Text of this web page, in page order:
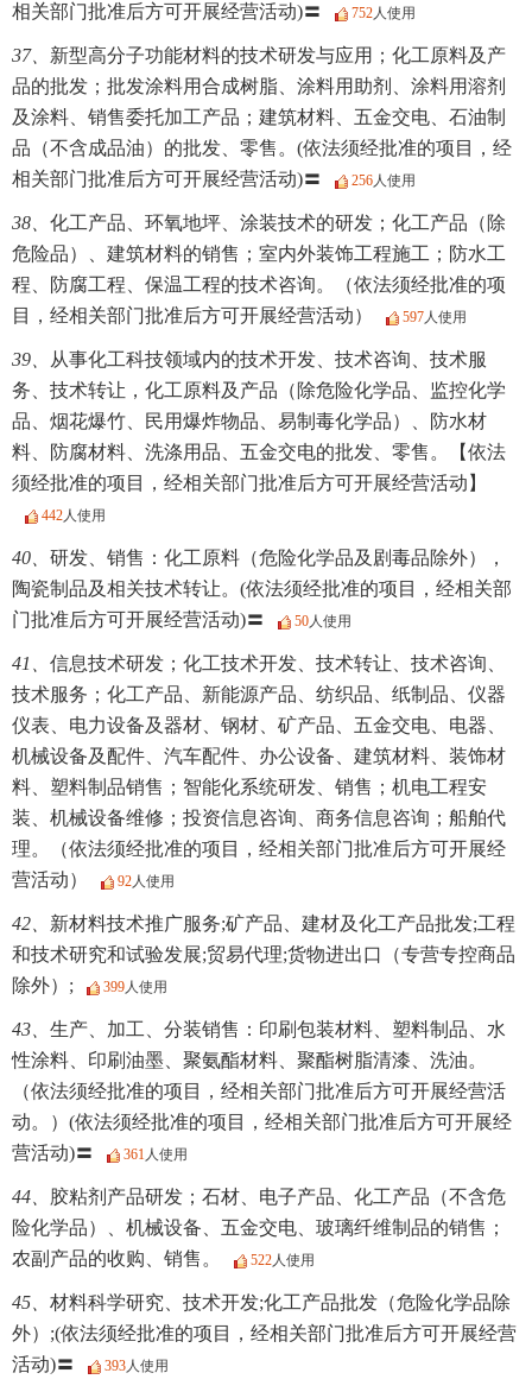
相关部门批准后方可开展经营活动)〓
752人使用
37、 新型高分子功能材料的技术研发与应用；化工原料及产
品的批发；批发涂料用合成树脂、涂料用助剂、涂料用溶剂
及涂料、销售委托加工产品；建筑材料、五金交电、石油制
品（不含成品油）的批发、零售。(依法须经批准的项目，经
相关部门批准后方可开展经营活动)〓
256人使用
38、 化工产品、环氧地坪、涂装技术的研发；化工产品（除
危险品）、建筑材料的销售；室内外装饰工程施工；防水工
程、防腐工程、保温工程的技术咨询。（依法须经批准的项
目，经相关部门批准后方可开展经营活动）
597人使用
39、
从事化工科技领域内的技术开发、技术咨询、技术服
务、技术转让，化工原料及产品（除危险化学品、监控化学
品、烟花爆竹、民用爆炸物品、易制毒化学品）、防水材
料、防腐材料、洗涤用品、五金交电的批发、零售。【依法
须经批准的项目，经相关部门批准后方可开展经营活动】
442人使用
40、 研发、销售：化工原料（危险化学品及剧毒品除外），
陶瓷制品及相关技术转让。(依法须经批准的项目，经相关部
门批准后方可开展经营活动)〓
50人使用
41、 信息技术研发；化工技术开发、技术转让、技术咨询、
技术服务；化工产品、新能源产品、纺织品、纸制品、仪器
仪表、电力设备及器材、钢材、矿产品、五金交电、电器、
机械设备及配件、汽车配件、办公设备、建筑材料、装饰材
料、塑料制品销售；智能化系统研发、销售；机电工程安
装、机械设备维修；投资信息咨询、商务信息咨询；船舶代
理。（依法须经批准的项目，经相关部门批准后方可开展经
营活动）
92人使用
42、 新材料技术推广服务;矿产品、建材及化工产品批发;工程
和技术研究和试验发展;贸易代理;货物进出口（专营专控商品
除外）;
399人使用
43、 生产、加工、分装销售：印刷包装材料、塑料制品、水
性涂料、印刷油墨、聚氨酯材料、聚酯树脂清漆、洗油。
（依法须经批准的项目，经相关部门批准后方可开展经营活
动。）(依法须经批准的项目，经相关部门批准后方可开展经
营活动)〓
361人使用
44、
胶粘剂产品研发；石材、电子产品、化工产品（不含危
险化学品）、机械设备、五金交电、玻璃纤维制品的销售；
农副产品的收购、销售。
522人使用
45、 材料科学研究、技术开发;化工产品批发（危险化学品除
外）;(依法须经批准的项目，经相关部门批准后方可开展经营
活动)〓
393人使用